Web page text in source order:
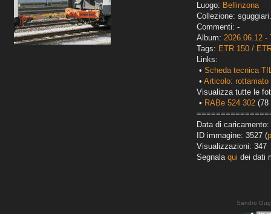
Luogo: Bellinzona
Collezione:
Commenti: -
Album: 2026.06.12 -
Tags: ETR 150 /
Links:
• Scheda tecnica
• Articolo:
Visualizza tutte le
• RABe 524 302 (78
Data di
ID immagine: 3527 (
Visualizzazioni: 347
Segnala qui dei dati
Sandro